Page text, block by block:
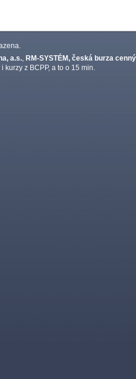
a.s. RM-SYSTÉM, česká burza
z BCPP, a to o 15 min.